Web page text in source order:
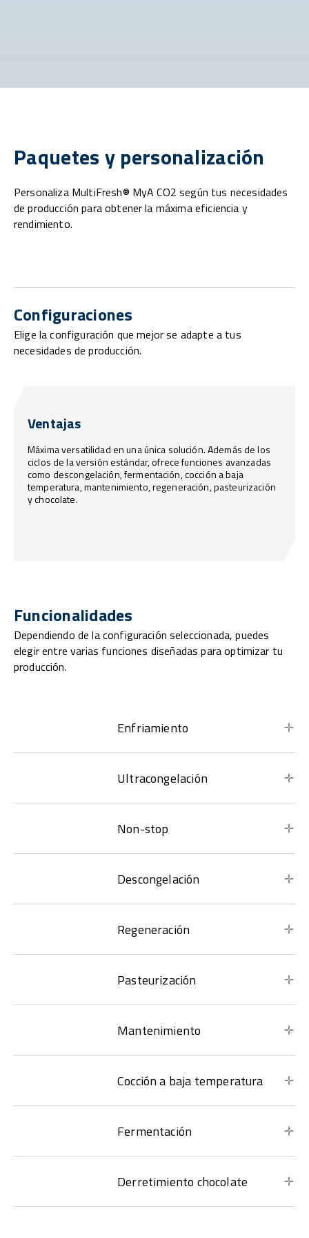
Paquetes y personalización
Personaliza MultiFresh® MyA CO2 según tus necesidades
de producción para obtener la máxima eficiencia y
rendimiento.
Configuraciones
Elige la configuración que mejor se adapte a tus
necesidades de producción.
Ventajas
Máxima versatilidad en una única solución. Además de los
ciclos de la versión estándar, ofrece funciones avanzadas
como descongelación, fermentación, cocción a baja
temperatura, mantenimiento, regeneración, pasteurización
y chocolate.
Funcionalidades
Dependiendo de la configuración seleccionada, puedes
elegir entre varias funciones diseñadas para optimizar tu
producción.
Enfriamiento
Ultracongelación
Non-stop
Descongelación
Regeneración
Pasteurización
Mantenimiento
Cocción a baja temperatura
Fermentación
Derretimiento chocolate